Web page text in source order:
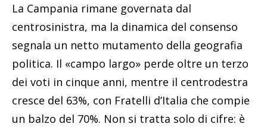
La Campania rimane governata dal
centrosinistra, ma la dinamica del consenso
segnala un netto mutamento della geografia
politica. Il «campo largo» perde oltre un terzo
dei voti in cinque anni, mentre il centrodestra
cresce del 63%, con Fratelli d’Italia che compie
un balzo del 70%. Non si tratta solo di cifre: è